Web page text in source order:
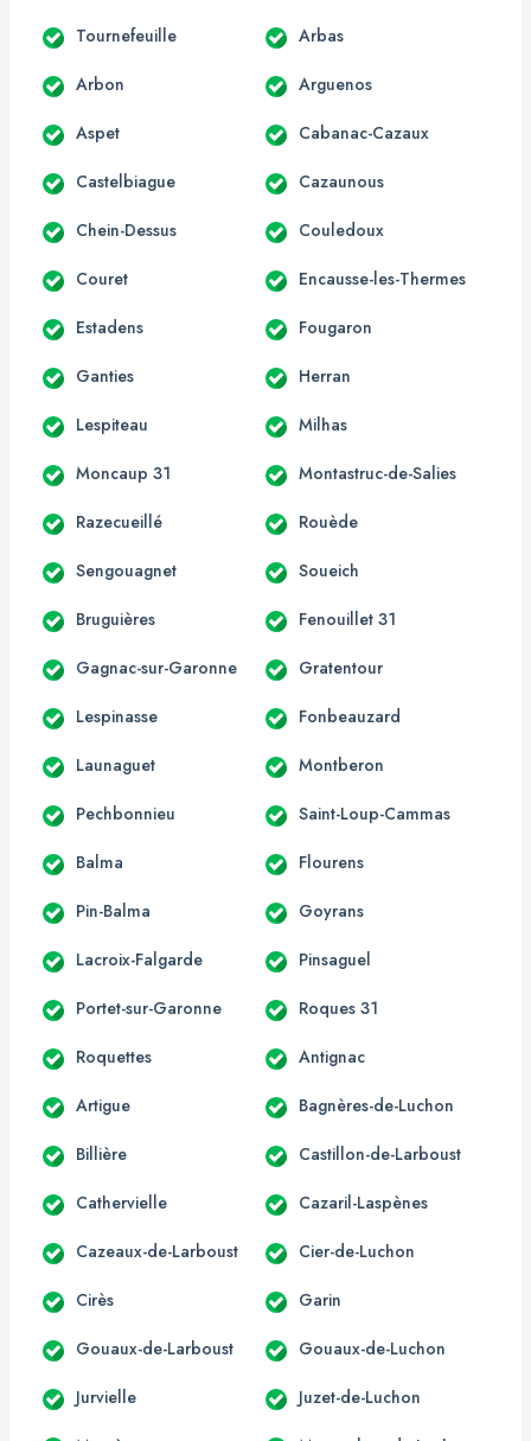
Tournefeuille Arbas
Arbon Arguenos
Aspet Cabanac-Cazaux
Castelbiague Cazaunous
Chein-Dessus Couledoux
Couret Encausse-les-Thermes
Estadens Fougaron
Ganties Herran
Lespiteau Milhas
Moncaup 31 Montastruc-de-Salies
Razecueillé Rouède
Sengouagnet Soueich
Bruguières Fenouillet 31
Gagnac-sur-Garonne Gratentour
Lespinasse Fonbeauzard
Launaguet Montberon
Pechbonnieu Saint-Loup-Cammas
Balma Flourens
Pin-Balma Goyrans
Lacroix-Falgarde Pinsaguel
Portet-sur-Garonne Roques 31
Roquettes Antignac
Artigue Bagnères-de-Luchon
Billière Castillon-de-Larboust
Cathervielle Cazaril-Laspènes
Cazeaux-de-Larboust Cier-de-Luchon
Cirès Garin
Gouaux-de-Larboust Gouaux-de-Luchon
Jurvielle Juzet-de-Luchon